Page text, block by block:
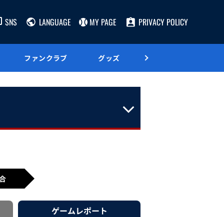
SNS LANGUAGE MY PAGE PRIVACY POLICY
ファンクラブ グッズ
ゲームレポート